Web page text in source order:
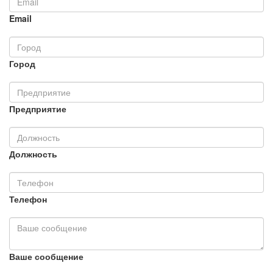
Email
Город
Предприятие
Должность
Телефон
Ваше сообщение